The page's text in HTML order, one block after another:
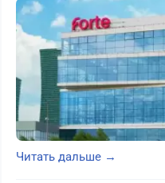
Читать дальше →